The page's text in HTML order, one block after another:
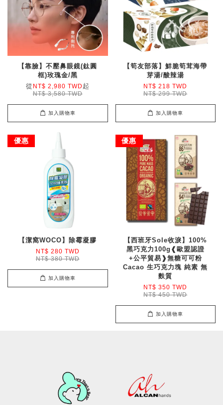
【靠臉】不壓鼻眼鏡(鈦圓
框)玫瑰金/黑
從 NT$ 2,980 TWD 起
NT$ 3,580 TWD
加入購物車
【筍友部落】鮮脆筍茸海帶
芽湯/酸辣湯
NT$ 218 TWD
NT$ 299 TWD
加入購物車
優惠
【潔窩WOCO】除霉凝膠
NT$ 280 TWD
NT$ 380 TWD
加入購物車
優惠
【西班牙Sole收淚】100%
黑巧克力100g❰歐盟認證
+公平貿易❱無糖可可粉
Cacao 生巧克力塊 純素 無
麩質
NT$ 350 TWD
NT$ 450 TWD
加入購物車